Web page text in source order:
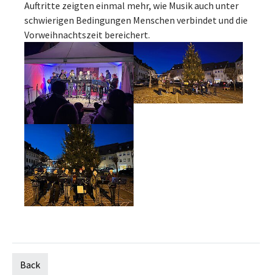
Auftritte zeigten einmal mehr, wie Musik auch unter
schwierigen Bedingungen Menschen verbindet und die
Vorweihnachtszeit bereichert.
Back